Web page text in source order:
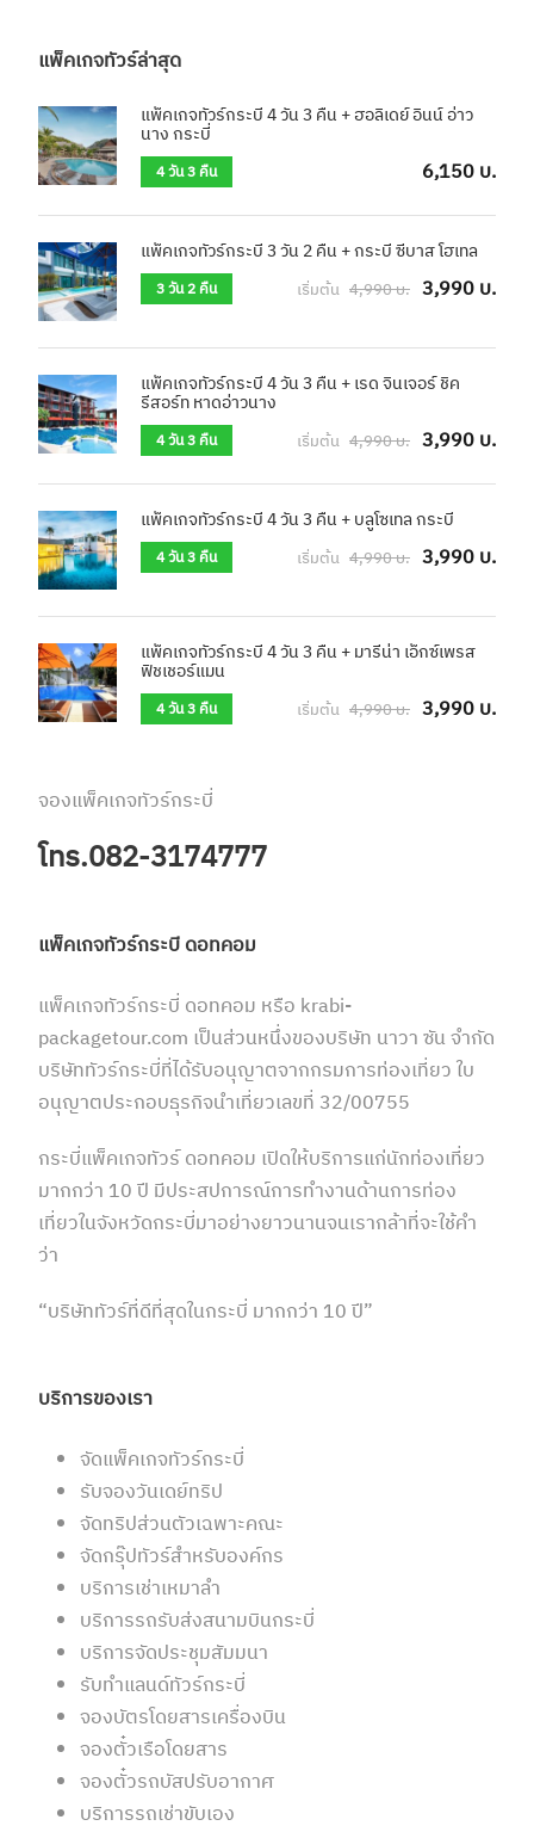
แพ็คเกจทัวร์ล่าสุด
แพ็คเกจทัวร์กระบี่ 4 วัน 3 คืน + ฮอลิเดย์ อินน์ อ่าว
นาง กระบี่
4 วัน 3 คืน 6,150 บ.
แพ็คเกจทัวร์กระบี่ 3 วัน 2 คืน + กระบี่ ซีบาส โฮเทล
3 วัน 2 คืน เริ่มต้น 4,990 บ. 3,990 บ.
แพ็คเกจทัวร์กระบี่ 4 วัน 3 คืน + เรด จินเจอร์ ชิค
รีสอร์ท หาดอ่าวนาง
4 วัน 3 คืน เริ่มต้น 4,990 บ. 3,990 บ.
แพ็คเกจทัวร์กระบี่ 4 วัน 3 คืน + บลูโซเทล กระบี่
4 วัน 3 คืน เริ่มต้น 4,990 บ. 3,990 บ.
แพ็คเกจทัวร์กระบี่ 4 วัน 3 คืน + มารีน่า เอ็กซ์เพรส
ฟิชเชอร์แมน
4 วัน 3 คืน เริ่มต้น 4,990 บ. 3,990 บ.
จองแพ็คเกจทัวร์กระบี่
โทร.082-3174777
แพ็คเกจทัวร์กระบี่ ดอทคอม
แพ็คเกจทัวร์กระบี่ ดอทคอม หรือ krabi-
packagetour.com เป็นส่วนหนึ่งของบริษัท นาวา ซัน จำกัด
บริษัททัวร์กระบี่ที่ได้รับอนุญาตจากกรมการท่องเที่ยว ใบ
อนุญาตประกอบธุรกิจนำเที่ยวเลขที่ 32/00755
กระบี่แพ็คเกจทัวร์ ดอทคอม เปิดให้บริการแก่นักท่องเที่ยว
มากกว่า 10 ปี มีประสปการณ์การทำงานด้านการท่อง
เที่ยวในจังหวัดกระบี่มาอย่างยาวนานจนเรากล้าที่จะใช้คำ
ว่า
“บริษัททัวร์ที่ดีที่สุดในกระบี่ มากกว่า 10 ปี”
บริการของเรา
จัดแพ็คเกจทัวร์กระบี่
รับจองวันเดย์ทริป
จัดทริปส่วนตัวเฉพาะคณะ
จัดกรุ๊ปทัวร์สำหรับองค์กร
บริการเช่าเหมาลำ
บริการรถรับส่งสนามบินกระบี่
บริการจัดประชุมสัมมนา
รับทำแลนด์ทัวร์กระบี่
จองบัตรโดยสารเครื่องบิน
จองตั๋วเรือโดยสาร
จองตั๋วรถบัสปรับอากาศ
บริการรถเช่าขับเอง